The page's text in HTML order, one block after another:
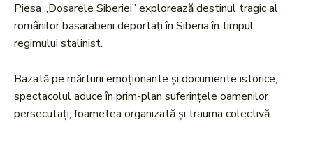
Piesa „Dosarele Siberiei” explorează destinul tragic al
românilor basarabeni deportați în Siberia în timpul
regimului stalinist.
Bazată pe mărturii emoționante și documente istorice,
spectacolul aduce în prim-plan suferințele oamenilor
persecutați, foametea organizată și trauma colectivă.